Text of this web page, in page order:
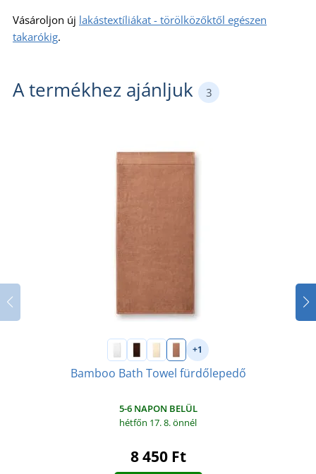
Vásároljon új lakástextíliákat - törölközőktől egészen
takarókig.
A termékhez ajánljuk 3
+1
Bamboo Bath Towel fürdőlepedő
5-6 NAPON BELÜL
hétfőn 17. 8.önnél
8 450 Ft